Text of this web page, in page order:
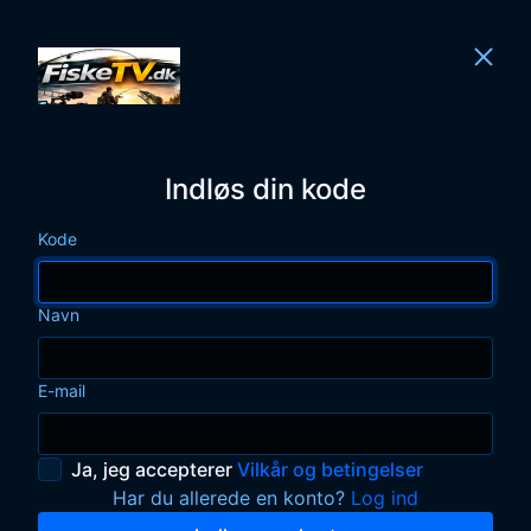
Indløs din kode
Kode
Navn
E-mail
Ja, jeg accepterer Vilkår og betingelser
Har du allerede en konto? Log ind